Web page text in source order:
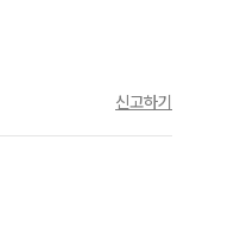
신고하기